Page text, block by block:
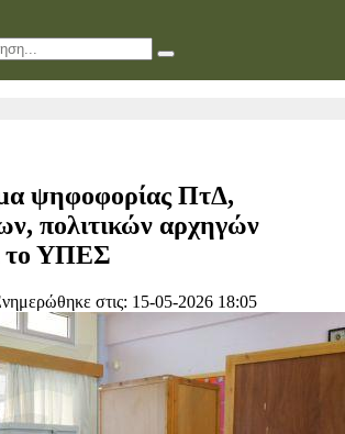
ψηφοφορίας ΠτΔ,
πολιτικών αρχηγών
το ΥΠΕΣ
στις: 15-05-2026 18:05